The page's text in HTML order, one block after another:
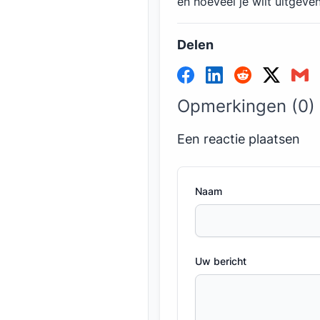
Delen
Opmerkingen (0)
Een reactie plaatsen
Naam
Uw bericht